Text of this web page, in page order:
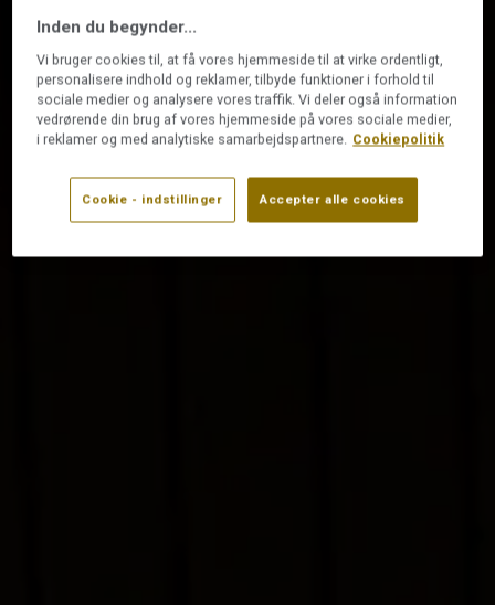
Inden du begynder...
Vi bruger cookies til, at få vores hjemmeside til at virke ordentligt,
personalisere indhold og reklamer, tilbyde funktioner i forhold til
sociale medier og analysere vores traffik. Vi deler også information
vedrørende din brug af vores hjemmeside på vores sociale medier,
i reklamer og med analytiske samarbejdspartnere. Cookiepolitik
Cookie - indstillinger Accepter alle cookies